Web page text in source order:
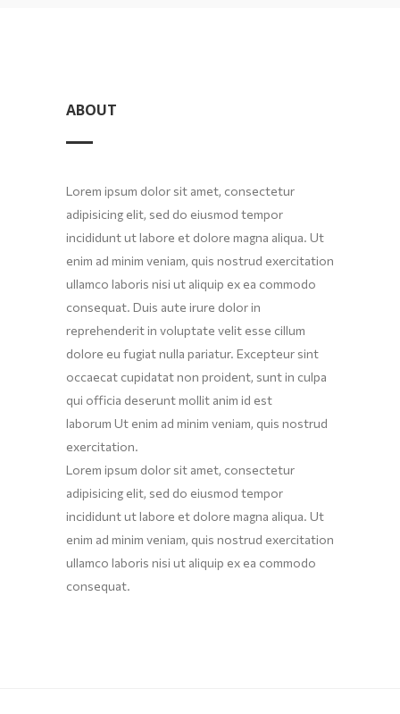
ABOUT
Lorem ipsum dolor sit amet, consectetur
adipisicing elit, sed do eiusmod tempor
incididunt ut labore et dolore magna aliqua. Ut
enim ad minim veniam, quis nostrud exercitation
ullamco laboris nisi ut aliquip ex ea commodo
consequat. Duis aute irure dolor in
reprehenderit in voluptate velit esse cillum
dolore eu fugiat nulla pariatur. Excepteur sint
occaecat cupidatat non proident, sunt in culpa
qui officia deserunt mollit anim id est
laborum Ut enim ad minim veniam, quis nostrud
exercitation.
Lorem ipsum dolor sit amet, consectetur
adipisicing elit, sed do eiusmod tempor
incididunt ut labore et dolore magna aliqua. Ut
enim ad minim veniam, quis nostrud exercitation
ullamco laboris nisi ut aliquip ex ea commodo
consequat.